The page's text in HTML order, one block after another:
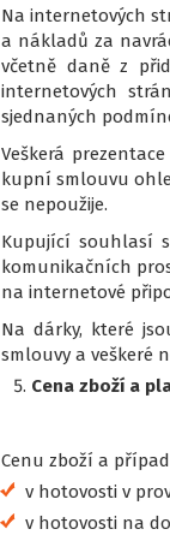
Na internetových
a nákladů za
včetně daně z
internetových
sjednaných
Veškerá
kupní smlouvu
se nepoužije.
Kupující souhlasí
komunikačních
na internetové
Na dárky, které
smlouvy a veškeré
Cena zboží a
Cenu zboží a
v hotovosti v
v hotovosti na